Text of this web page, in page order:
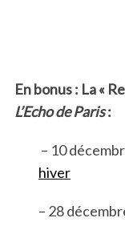
En bonus : La «
L’Echo de Paris:
– 10
hiver
– 28